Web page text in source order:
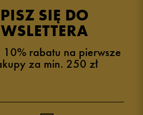
SIĘ DO
10% rabatu na pierwsze
za min. 250 zł